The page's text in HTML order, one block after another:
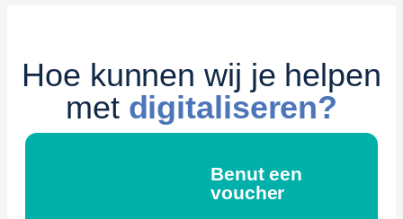
Hoe kunnen wij je helpen
met digitaliseren?
Benut een
voucher